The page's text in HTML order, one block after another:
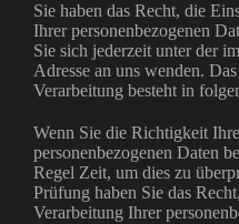
Sie haben das Recht, die
Ihrer personenbezogenen
Sie sich jederzeit unter der
Adresse an uns wenden.
Verarbeitung besteht in
Wenn Sie die Richtigkeit
personenbezogenen Daten
Regel Zeit, um dies zu
Prüfung haben Sie das
Verarbeitung Ihrer